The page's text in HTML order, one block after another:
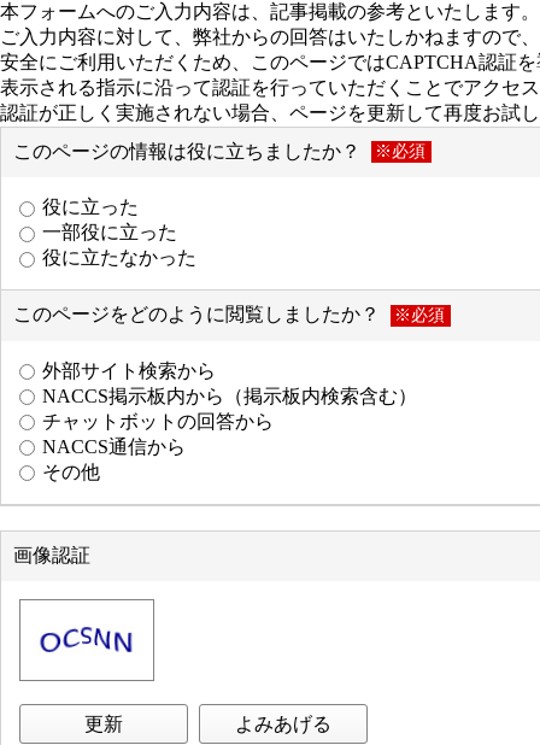
本フォームへのご入力内容は、記事掲載の参考といたします。
ご入力内容に対して、弊社からの回答はいたしかねますので
安全にご利用いただくため、このページではCAPTCHA認証
表示される指示に沿って認証を行っていただくことでアクセ
認証が正しく実施されない場合、ページを更新して再度お試
このページの情報は役に立ちましたか？
※必須
役に立った
一部役に立った
役に立たなかった
このページをどのように閲覧しましたか？ ※必須
外部サイト検索から
NACCS掲示板内から（掲示板内検索含む）
チャットボットの回答から
NACCS通信から
その他
画像認証
更新 よみあげる